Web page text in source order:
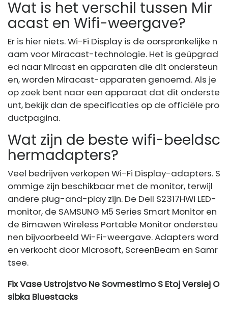
Wat is het verschil tussen Mir
acast en Wifi-weergave?
Er is hier niets. Wi-Fi Display is de oorspronkelijke n
aam voor Miracast-technologie. Het is geüpgrad
ed naar Mircast en apparaten die dit ondersteun
en, worden Miracast-apparaten genoemd. Als je
op zoek bent naar een apparaat dat dit onderste
unt, bekijk dan de specificaties op de officiële pro
ductpagina.
Wat zijn de beste wifi-beeldsc
hermadapters?
Veel bedrijven verkopen Wi-Fi Display-adapters. S
ommige zijn beschikbaar met de monitor, terwijl
andere plug-and-play zijn. De Dell S2317HWi LED-
monitor, de SAMSUNG M5 Series Smart Monitor en
de Bimawen Wireless Portable Monitor ondersteu
nen bijvoorbeeld Wi-Fi-weergave. Adapters word
en verkocht door Microsoft, ScreenBeam en Samr
tsee.
Fix Vase Ustrojstvo Ne Sovmestimo S Etoj Versiej O
sibka Bluestacks